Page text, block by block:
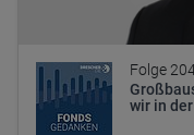
Folge
wir in